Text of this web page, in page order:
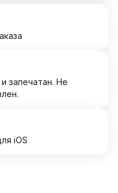
запечатан. Не
iOS